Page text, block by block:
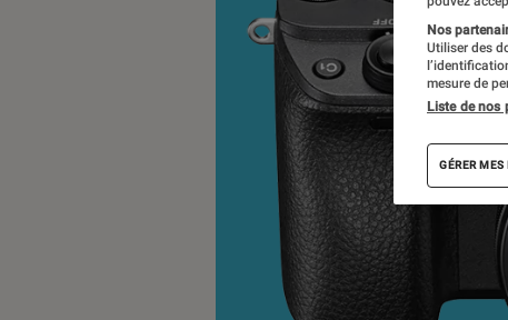
Nos
Utiliser des
mesure de
Liste de nos
GÉRER MES